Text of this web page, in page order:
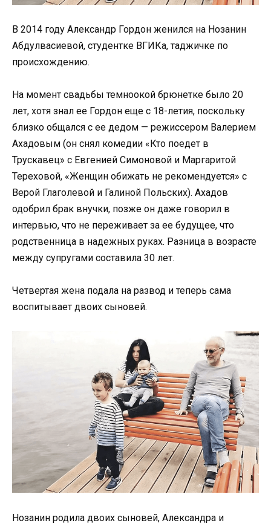
В 2014 году Александр Гордон женился на Нозанин
Абдулвасиевой, студентке ВГИКа, таджичке по
происхождению.
На момент свадьбы темноокой брюнетке было 20
лет, хотя знал ее Гордон еще с 18-летия, поскольку
близко общался с ее дедом — режиссером Валерием
Ахадовым (он снял комедии «Кто поедет в
Трускавец» с Евгенией Симоновой и Маргаритой
Тереховой, «Женщин обижать не рекомендуется» с
Верой Глаголевой и Галиной Польских). Ахадов
одобрил брак внучки, позже он даже говорил в
интервью, что не переживает за ее будущее, что
родственница в надежных руках. Разница в возрасте
между супругами составила 30 лет.
Четвертая жена подала на развод и теперь сама
воспитывает двоих сыновей.
Нозанин родила двоих сыновей, Александра и